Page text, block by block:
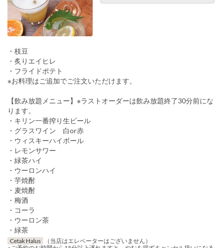
・枝豆
・炙りエイヒレ
・フライドポテト
※お料理はご追加でご注文いただけます。
【飲み放題メニュー】※ラストオーダーは飲み放題終了30分前にな
ります。
・キリン一番搾り生ビール
・グラスワイン 白or赤
・ウィスキーハイボール
・レモンサワー
・緑茶ハイ
・ウーロンハイ
・芋焼酎
・麦焼酎
・梅酒
・コーラ
・ウーロン茶
・緑茶
Cetak Halus
（当店はエレベーターはございません）